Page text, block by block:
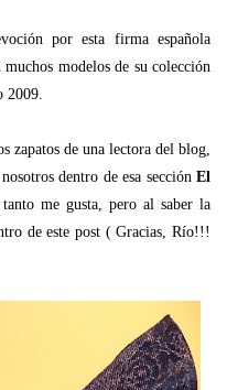
por esta firma española
modelos de su colección
2009.
de una lectora del blog,
dentro de esa sección El
tanto me gusta, pero al saber la
de este post ( Gracias, Río!!!